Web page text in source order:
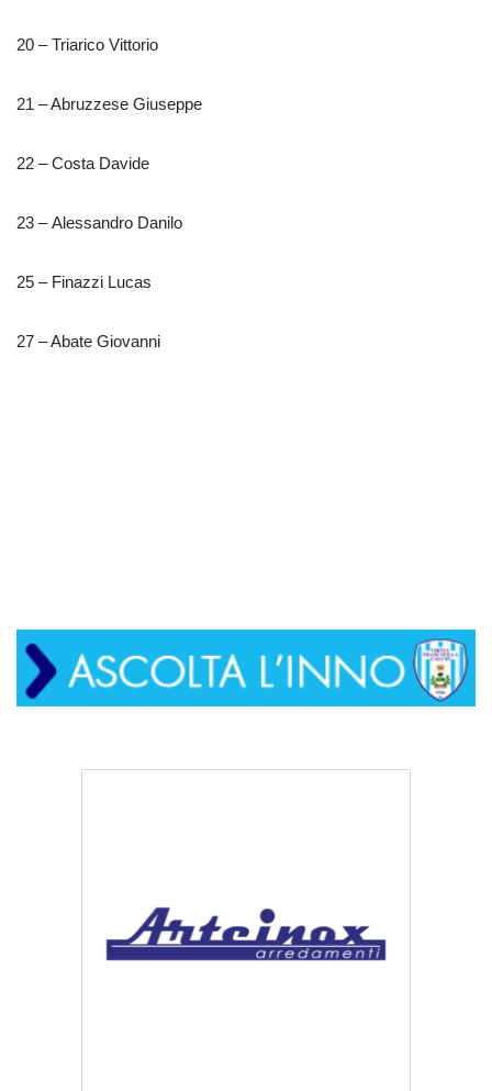
20 – Triarico Vittorio
21 – Abruzzese Giuseppe
22 – Costa Davide
23 – Alessandro Danilo
25 – Finazzi Lucas
27 – Abate Giovanni